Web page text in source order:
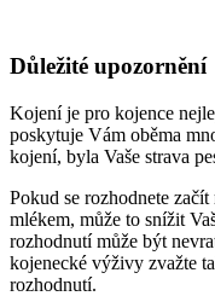
Důležité upozornění
Kojení je pro kojence
poskytuje Vám oběma
kojení, byla Vaše strava
Pokud se rozhodnete
mlékem, může to snížit
rozhodnutí může být
kojenecké výživy zvažte
rozhodnutí.